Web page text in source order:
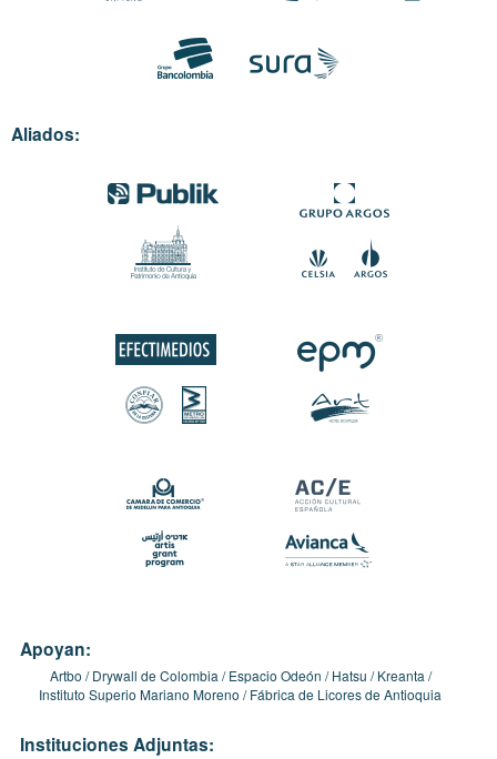
Aliados:
Apoyan:
Artbo Drywall de Colombia Espacio Odeón Hatsu
Kreanta
Instituto Superio Mariano Moreno
Fábrica de Licores de Antioquia
Instituciones Adjuntas: